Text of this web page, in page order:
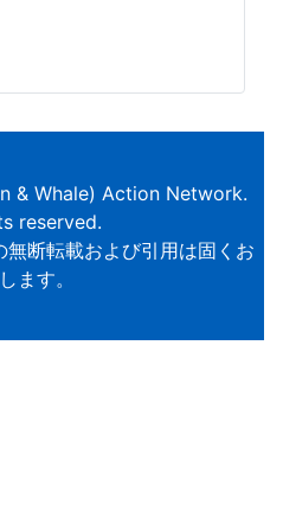
& Whale) Action Network.
reserved.
断転載および引用は固くお
ます。